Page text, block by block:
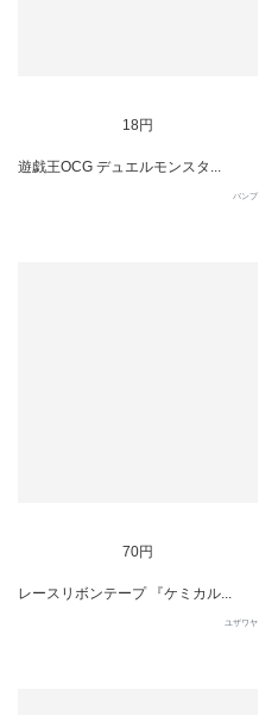
18円
遊戯王OCG デュエルモンスタ...
バンプ
70円
レースリボンテープ 『ケミカル...
ユザワヤ